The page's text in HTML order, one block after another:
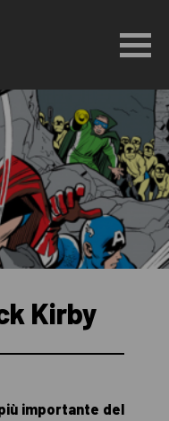
Kirby
importante del